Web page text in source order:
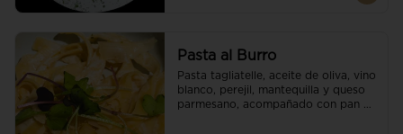
Pasta al Burro
Pasta tagliatelle, aceite de oliva, vino
blanco, perejil, mantequilla y queso
parmesano, acompañado con pan